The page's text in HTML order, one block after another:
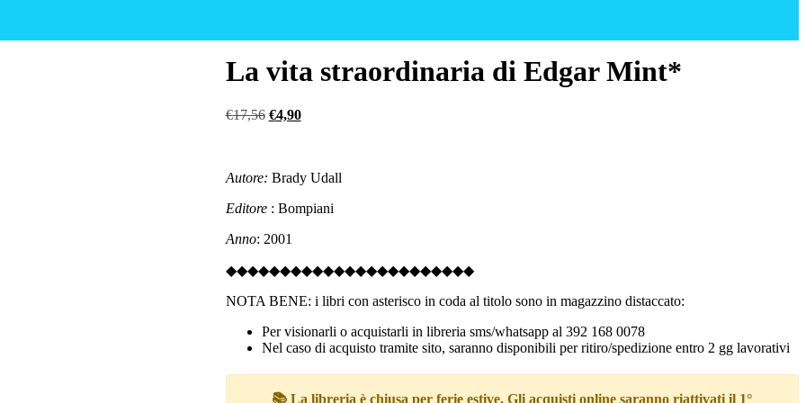
La vita straordinaria di Edgar Mint*
€17,56 Il
€17,56.
€4,90Il
€4,90.
Autore: Brady Udall
Editore: Bompiani
Anno: 2001
◆◆◆◆◆◆◆◆◆◆◆◆◆◆◆◆◆◆◆◆◆◆◆
NOTA BENE: i libri con asterisco in coda al titolo sono in magazzino distaccato:
Per visionarli o acquistarli in libreria sms/whatsapp al 392 168 0078
Nel caso di acquisto tramite sito, saranno disponibili per ritiro/spedizione entro 2 gg lavorativi
📚 La libreria è chiusa per ferie estive. Gli acquisti online saranno riattivati il 1°